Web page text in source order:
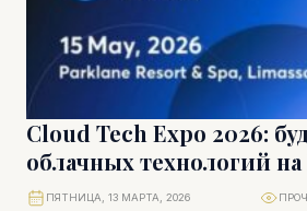
Cloud Tech Expo 2026:
облачных технологий
ПЯТНИЦА, 13 МАРТА, 2026